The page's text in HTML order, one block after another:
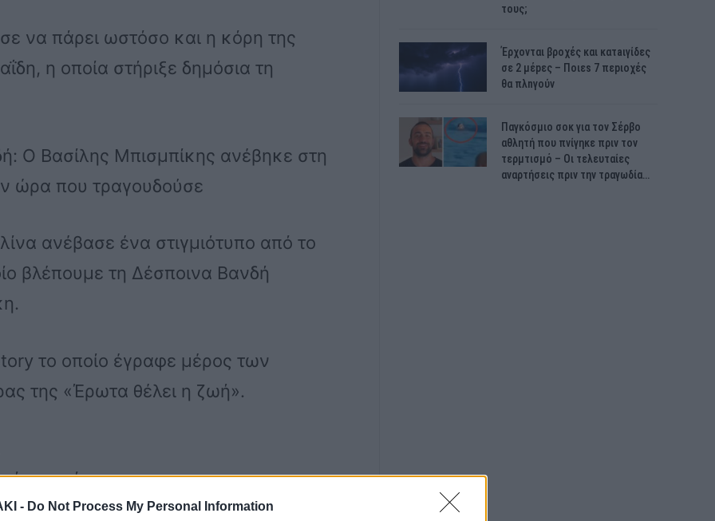
- Do Not Process My Personal Information
να πάρει ωστόσο και η κόρη της
η οποία στήριξε δημόσια τη
Ο Bασίλης Mπισμπίκης ανέβηκε στη
ώρα που τραγουδούσε
ανέβασε ένα στιγμιότυπο από το
βλέπουμε τη Δέσποινα Βανδή
το οποίο έγραφε μέρος των
της «Έρωτα θέλει η ζωή».
επόμενο
το πρωί» ήταν οι στίχοι που επέλεξε
τους;
Έρχονται βροχές και κατaιγίδες
σε 2 μέpες – Ποιεs 7 πεpιοχές
θα πλnγούν
Παγκόσμιο σοκ για τον Σέρβο
αθλητή που πνίγηκε πριν τον
τερμτισμό – Οι τελευταίες
αναρτήσεις πριν την τραγωδία…